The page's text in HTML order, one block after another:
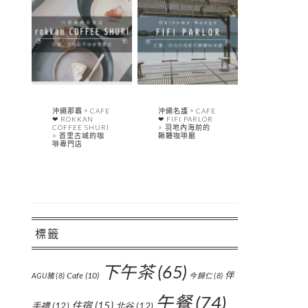
沖繩那霸。CAFE
❤︎ ROKKAN
COFFEE SHURI
× 首里古城的咖
啡專門店
沖繩名護。CAFE
❤︎ FIFI PARLOR
× 羽地內海前的
鞦韆咖啡廳
標籤
AGU豬(8) Cafe (10) 下午茶(65) 今歸仁(8) 伴
午餐(74)